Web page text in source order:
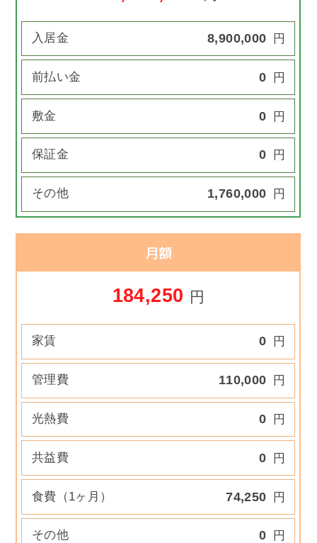
入居金 8,900,000 円
前払い金 0 円
敷金 0 円
保証金 0 円
その他 1,760,000 円
月額
184,250 円
家賃 0 円
管理費 110,000 円
光熱費 0 円
共益費 0 円
食費（1ヶ月） 74,250 円
その他 0 円